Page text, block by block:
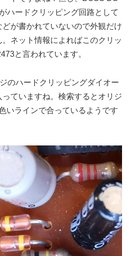
ハードクリッピング回路として
が書かれていないので外観だけ
ネット情報によればこのクリッ
と言われています。
のハードクリッピングダイオー
っていますね。検索するとオリジ
いラインで合っているようです